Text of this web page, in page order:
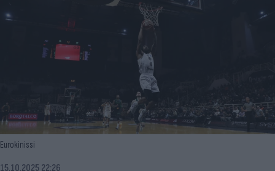
Eurokinissi
15.10.2025 22:26